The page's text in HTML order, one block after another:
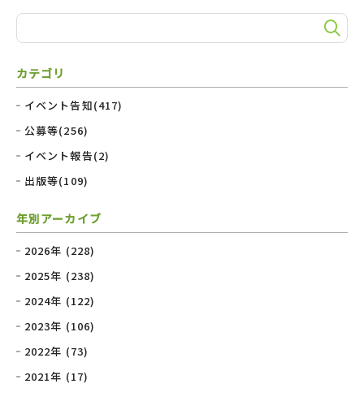
カテゴリ
イベント告知(417)
公募等(256)
イベント報告(2)
出版等(109)
年別アーカイブ
2026年 (228)
2025年 (238)
2024年 (122)
2023年 (106)
2022年 (73)
2021年 (17)